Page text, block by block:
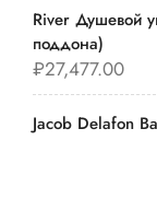
River Душевой
поддона)
₽27,477.00
Jacob Delafon